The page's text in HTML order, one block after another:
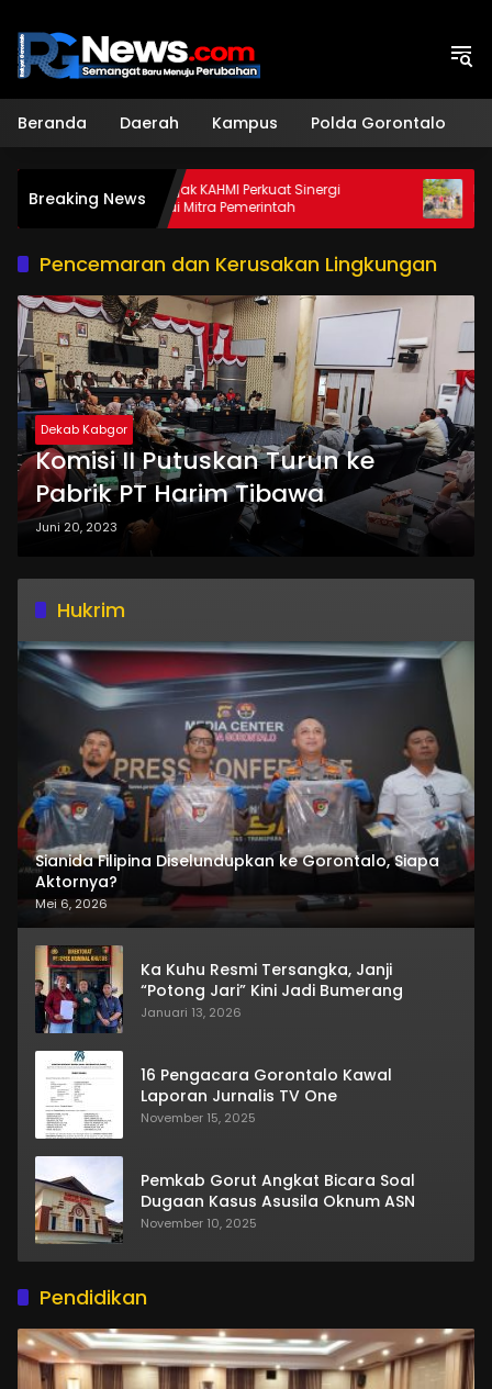
konten
Beranda Daerah Kampus Polda Gorontalo
Breaking News
Sekda Ajak KAHMI Perkuat Sinergi
Sebagai Mitra Pemerintah
Dukung
Apotek
Pencemaran dan Kerusakan Lingkungan
Dekab Kabgor
Komisi II Putuskan Turun ke
Pabrik PT Harim Tibawa
Juni 20, 2023
Hukrim
Sianida Filipina Diselundupkan ke Gorontalo, Siapa
Aktornya?
Mei 6, 2026
Ka Kuhu Resmi Tersangka, Janji
“Potong Jari” Kini Jadi Bumerang
Januari 13, 2026
16 Pengacara Gorontalo Kawal
Laporan Jurnalis TV One
November 15, 2025
Pemkab Gorut Angkat Bicara Soal
Dugaan Kasus Asusila Oknum ASN
November 10, 2025
Pendidikan